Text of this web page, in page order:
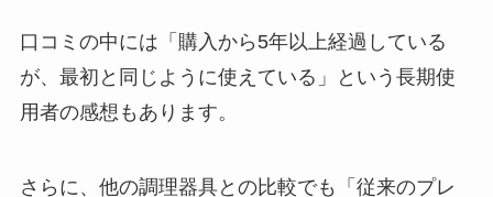
口コミの中には「購入から5年以上経過している
が、最初と同じように使えている」という長期使
用者の感想もあります。
さらに、他の調理器具との比較でも「従来のプレ